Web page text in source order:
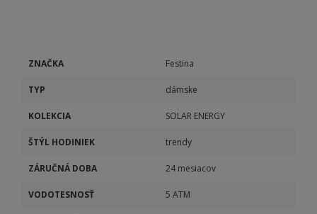
ZNAČKA Festina
TYP dámske
KOLEKCIA SOLAR ENERGY
ŠTÝL HODINIEK trendy
ZÁRUČNÁ DOBA 24 mesiacov
VODOTESNOSŤ 5 ATM